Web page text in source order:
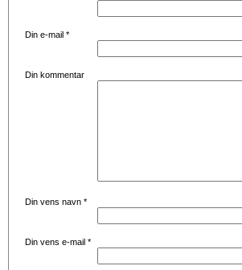
Din e-mail *
Din kommentar
Din vens navn *
Din vens e-mail *